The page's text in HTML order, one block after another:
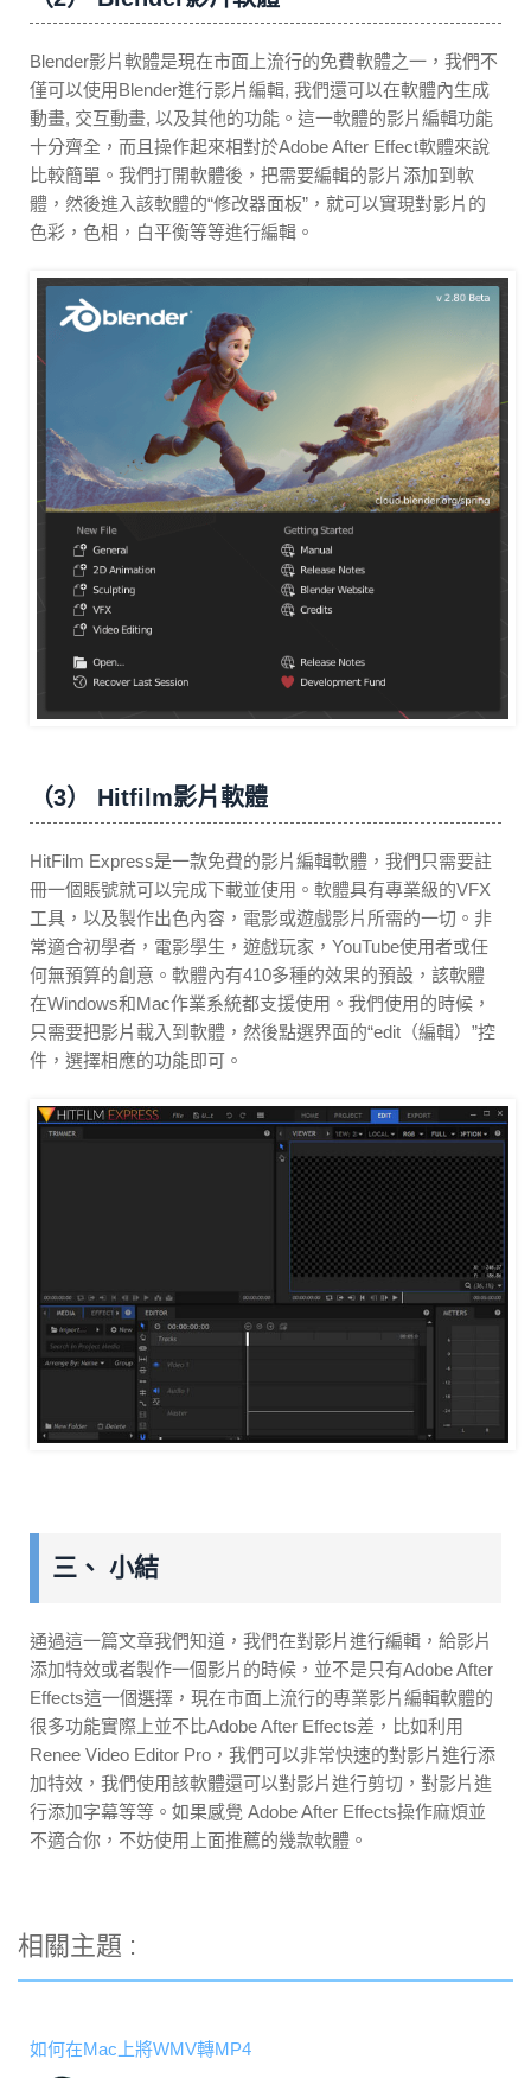
Blender影片軟體是現在市面上流行的免費軟體之一，我們不
僅可以使用Blender進行影片編輯, 我們還可以在軟體內生成
動畫, 交互動畫, 以及其他的功能。這一軟體的影片編輯功能
十分齊全，而且操作起來相對於Adobe After Effect軟體來說
比較簡單。我們打開軟體後，把需要編輯的影片添加到軟
體，然後進入該軟體的“修改器面板”，就可以實現對影片的
色彩，色相，白平衡等等進行編輯。
（3） Hitfilm影片軟體
HitFilm Express是一款免費的影片編輯軟體，我們只需要註
冊一個賬號就可以完成下載並使用。軟體具有專業級的VFX
工具，以及製作出色內容，電影或遊戲影片所需的一切。非
常適合初學者，電影學生，遊戲玩家，YouTube使用者或任
何無預算的創意。軟體內有410多種的效果的預設，該軟體
在Windows和Mac作業系統都支援使用。我們使用的時候，
只需要把影片載入到軟體，然後點選界面的“edit（編輯）”控
件，選擇相應的功能即可。
三、 小結
通過這一篇文章我們知道，我們在對影片進行編輯，給影片
添加特效或者製作一個影片的時候，並不是只有Adobe After
Effects這一個選擇，現在市面上流行的專業影片編輯軟體的
很多功能實際上並不比Adobe After Effects差，比如利用
Renee Video Editor Pro，我們可以非常快速的對影片進行添
加特效，我們使用該軟體還可以對影片進行剪切，對影片進
行添加字幕等等。如果感覺 Adob​​e After Effects操作麻煩並
不適合你，不妨使用上面推薦的幾款軟體。
相關主題 :
如何在Mac上將WMV轉MP4